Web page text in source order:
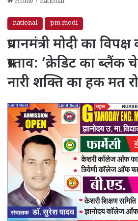
national pm modi
प्रधानमंत्री मोदी का
प्रस्ताव: ‘क्रेडिट का
नारी शक्ति का हक मत